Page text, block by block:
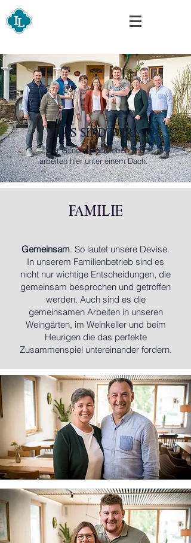
Das sind wir!
Vier Generationen leben und
arbeiten hier unter einem Dach.
Familie
Gemeinsam. So lautet unsere Devise.
In unserem Familienbetrieb sind es
nicht nur wichtige Entscheidungen, die
gemeinsam besprochen und getroffen
werden. Auch sind es die
gemeinsamen Arbeiten in unseren
Weingärten, im Weinkeller und beim
Heurigen die das perfekte
Zusammenspiel untereinander fordern.